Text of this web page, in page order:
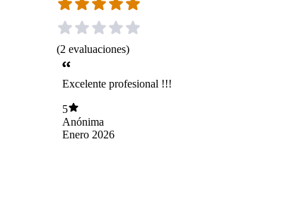
(2 evaluaciones)
Excelente profesional !!!
5
Anónima
Enero 2026